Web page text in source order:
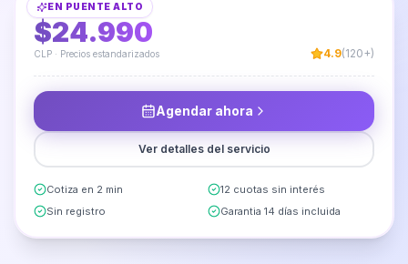
EN PUENTE ALTO
DESDE
$24.990
CLP · Precios estandarizados 4.9(120+)
Agendar ahora
Ver detalles del servicio
Cotiza en 2 min
12 cuotas sin interés
Sin registro
Garantia 14 días incluida